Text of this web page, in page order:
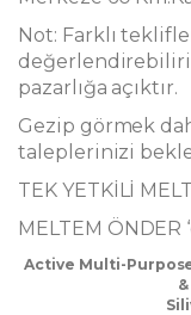
Not: Farklı
pazarlığa açıktır.
Gezip görmek
taleplerinizi
TEK YETKİLİ
MELTEM ÖNDER
Active Multi-